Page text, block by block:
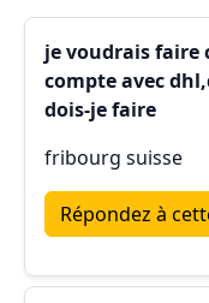
je voudrais
compte avec
dois-je faire
fribourg suisse
Répondez à